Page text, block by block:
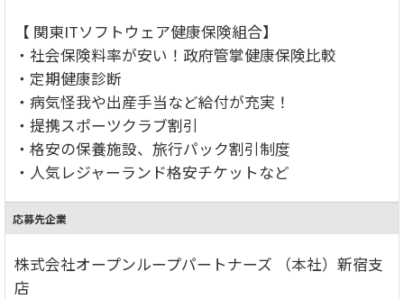
【 関東ITソフトウェア健康保険組合】
・社会保険料率が安い！政府管掌健康保険比較
・定期健康診断
・病気怪我や出産手当など給付が充実！
・提携スポーツクラブ割引
・格安の保養施設、旅行パック割引制度
・人気レジャーランド格安チケットなど
応募先企業
株式会社オープンループパートナーズ （本社）新宿支
店